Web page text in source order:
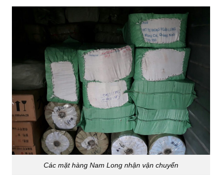
Các mặt hàng Nam Long nhận vận chuyển